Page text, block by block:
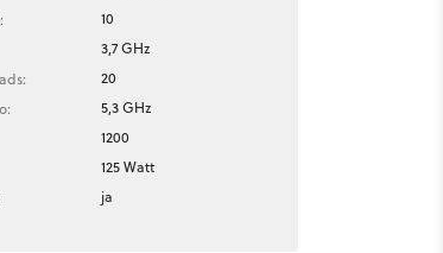
10
3,7 GHz
20
5,3 GHz
1200
125 Watt
ja